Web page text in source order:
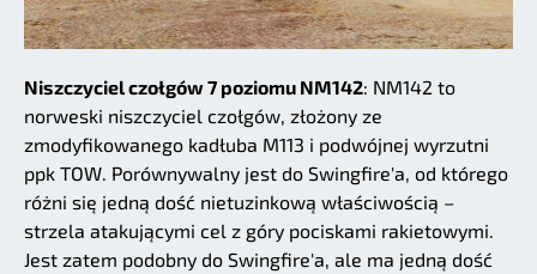
Niszczyciel czołgów 7 poziomu NM142: NM142 to
norweski niszczyciel czołgów, złożony ze
zmodyfikowanego kadłuba M113 i podwójnej wyrzutni
ppk TOW. Porównywalny jest do Swingfire'a, od którego
różni się jedną dość nietuzinkową właściwością –
strzela atakującymi cel z góry pociskami rakietowymi.
Jest zatem podobny do Swingfire'a, ale ma jedną dość